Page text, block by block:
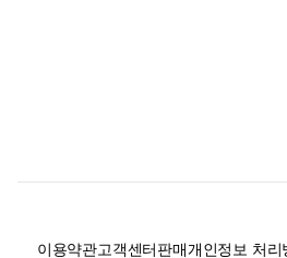
이용약관고객센터판매개인정보 처리